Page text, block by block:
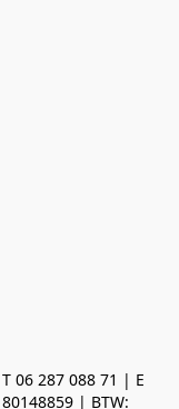
06 287 088 71 | E
| BTW: